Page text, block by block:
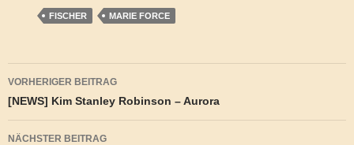
FISCHER MARIE FORCE
Beitragsnavigation
VORHERIGER BEITRAG
[NEWS] Kim Stanley Robinson – Aurora
NÄCHSTER BEITRAG